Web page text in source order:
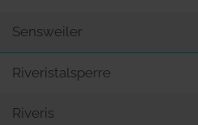
Sensweiler
Riveristalsperre
Riveris